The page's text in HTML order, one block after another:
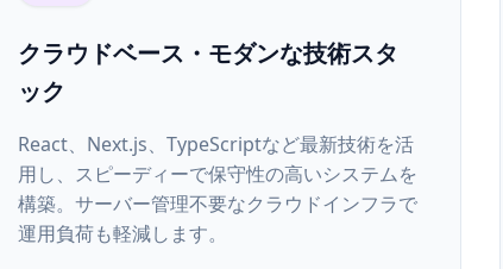
クラウドベース・モダンな技術スタ
ック
React、Next.js、TypeScriptなど最新技術を活
用し、スピーディーで保守性の高いシステムを
構築。サーバー管理不要なクラウドインフラで
運用負荷も軽減します。